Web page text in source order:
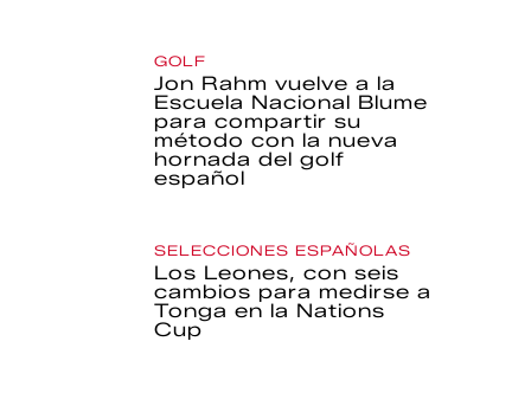
GOLF
Jon Rahm vuelve a la
Escuela Nacional Blume
para compartir su
método con la nueva
hornada del golf
español
SELECCIONES ESPAÑOLAS
Los Leones, con seis
cambios para medirse a
Tonga en la Nations
Cup